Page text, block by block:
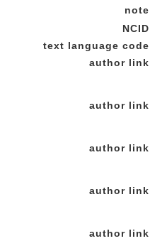
note
NCID
text language code
author link
author link
author link
author link
author link